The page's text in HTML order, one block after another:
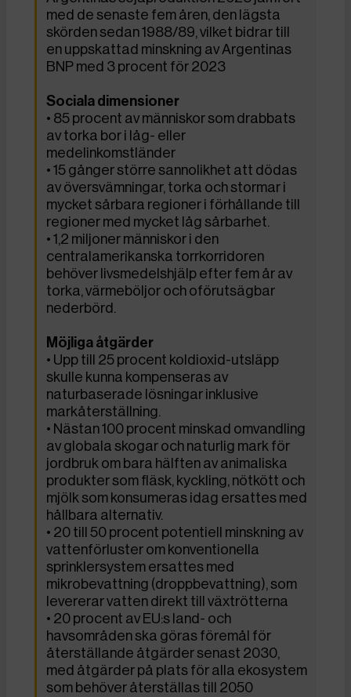
med de senaste fem åren, den lägsta
skörden sedan 1988/89, vilket bidrar till
en uppskattad minskning av Argentinas
BNP med 3 procent för 2023
Sociala dimensioner
• 85 procent av människor som drabbats
av torka bor i låg- eller
medelinkomstländer
• 15 gånger större sannolikhet att dödas
av översvämningar, torka och stormar i
mycket sårbara regioner i förhållande till
regioner med mycket låg sårbarhet.
• 1,2 miljoner människor i den
centralamerikanska torrkorridoren
behöver livsmedelshjälp efter fem år av
torka, värmeböljor och oförutsägbar
nederbörd.
Möjliga åtgärder
• Upp till 25 procent koldioxid-utsläpp
skulle kunna kompenseras av
naturbaserade lösningar inklusive
markåterställning.
• Nästan 100 procent minskad omvandling
av globala skogar och naturlig mark för
jordbruk om bara hälften av animaliska
produkter som fläsk, kyckling, nötkött och
mjölk som konsumeras idag ersattes med
hållbara alternativ.
• 20 till 50 procent potentiell minskning av
vattenförluster om konventionella
sprinklersystem ersattes med
mikrobevattning (droppbevattning), som
levererar vatten direkt till växtrötterna
• 20 procent av EU:s land- och
havsområden ska göras föremål för
återställande åtgärder senast 2030,
med åtgärder på plats för alla ekosystem
som behöver återställas till 2050